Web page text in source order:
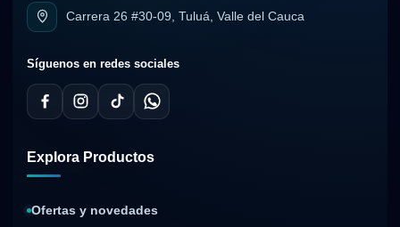
Carrera 26 #30-09, Tuluá, Valle del Cauca
Síguenos en redes sociales
Explora Productos
Ofertas y novedades